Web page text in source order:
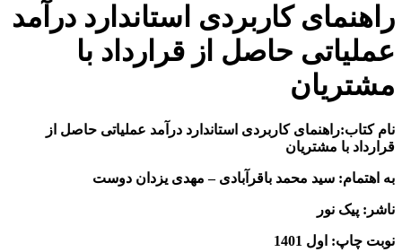
راهنمای کاربردی استاندارد درآمد
عملیاتی حاصل از قرارداد با
مشتریان
نام کتاب:راهنمای کاربردی استاندارد درآمد عملیاتی حاصل از
قرارداد با مشتریان
به اهتمام: سید محمد باقرآبادی – مهدی یزدان دوست
ناشر: پیک نور
نوبت چاپ: اول 1401